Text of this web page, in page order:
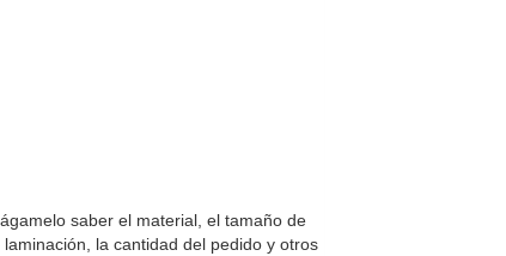
saber el material, el tamaño de
la cantidad del pedido y otros